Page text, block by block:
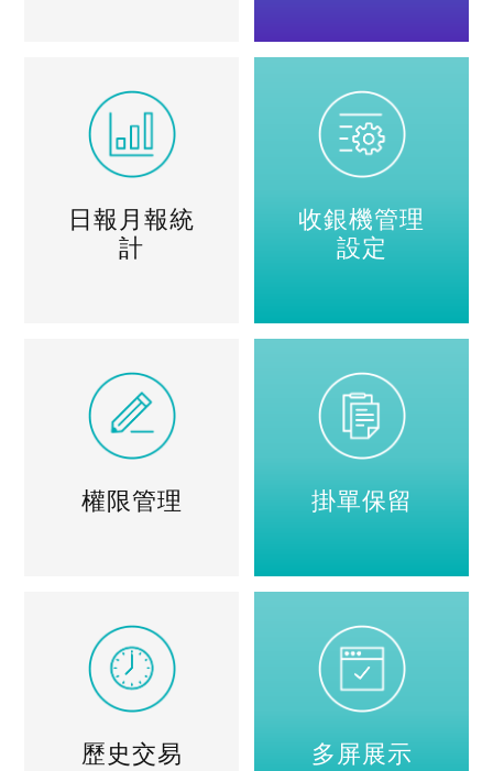
日報月報統
計
收銀機管理
設定
權限管理 掛單保留
歷史交易 多屏展示